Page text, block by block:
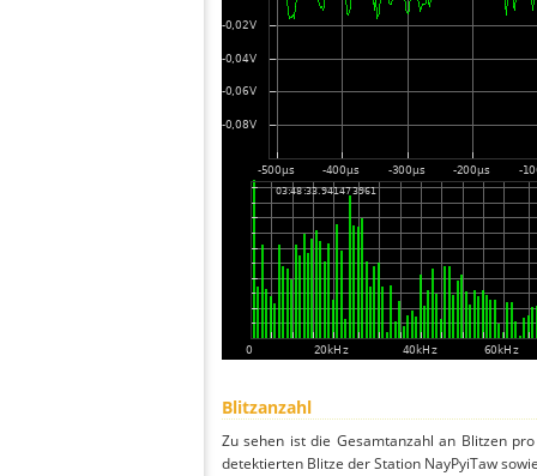
Blitzanzahl
Zu sehen ist die Gesamtanzahl an Blitzen
detektierten Blitze der Station NayPyiTaw